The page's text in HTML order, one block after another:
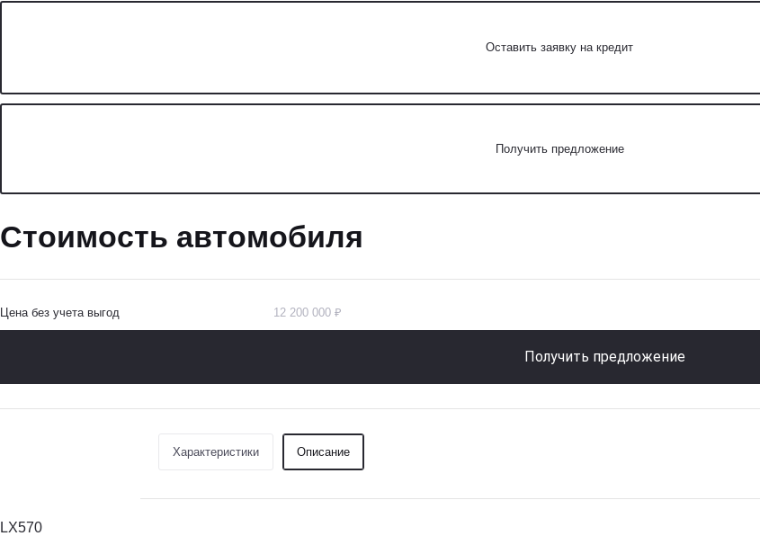
Оставить заявку на кредит
Получить предложение
Стоимость автомобиля
Цена без учета выгод 12 200 000 ₽
Получить предложение
Характеристики Описание
LX570